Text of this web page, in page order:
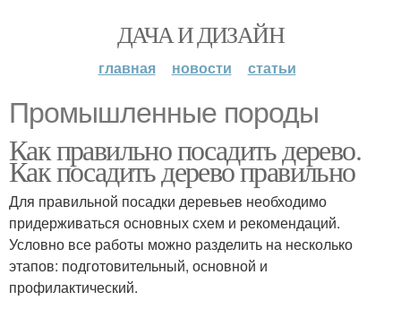
ДАЧА И ДИЗАЙН
главная новости статьи
Промышленные породы
Как правильно посадить дерево.
Как посадить дерево правильно
Для правильной посадки деревьев необходимо
придерживаться основных схем и рекомендаций.
Условно все работы можно разделить на несколько
этапов: подготовительный, основной и
профилактический.